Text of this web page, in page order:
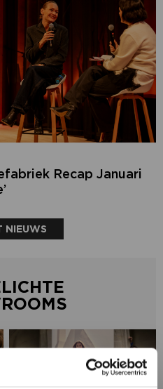
Recap Januari
NIEUWS